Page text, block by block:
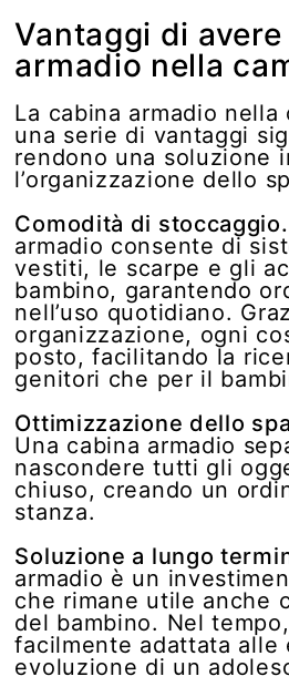
Vantaggi di
armadio nella
La cabina armadio
una serie di vantaggi
rendono una soluzione
l’organizzazione dello
Comodità di stoccaggio.
armadio consente di
vestiti, le scarpe e gli
bambino, garantendo
nell’uso quotidiano.
organizzazione, ogni
posto, facilitando la
genitori che per il
Ottimizzazione dello
Una cabina armadio
nascondere tutti gli
chiuso, creando un
stanza.
Soluzione a lungo
armadio è un
che rimane utile anche
del bambino. Nel
facilmente adattata alle
evoluzione di un